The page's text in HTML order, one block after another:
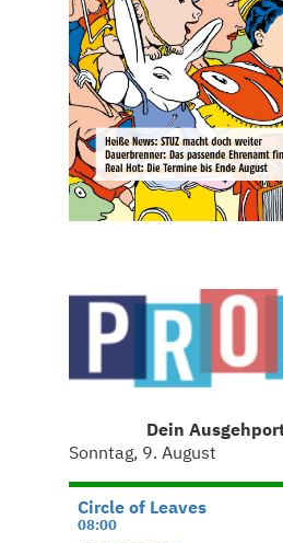
Dein
Sonntag, 9. August
Circle of Leaves
08:00